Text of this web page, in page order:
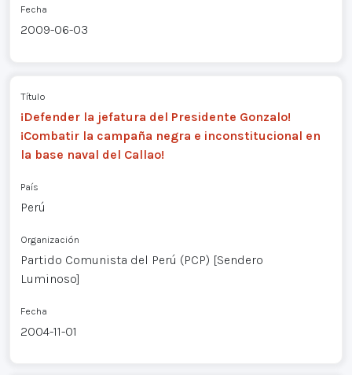
Fecha
2009-06-03
Título
¡Defender la jefatura del Presidente Gonzalo!
¡Combatir la campaña negra e inconstitucional en
la base naval del Callao!
País
Perú
Organización
Partido Comunista del Perú (PCP) [Sendero
Luminoso]
Fecha
2004-11-01